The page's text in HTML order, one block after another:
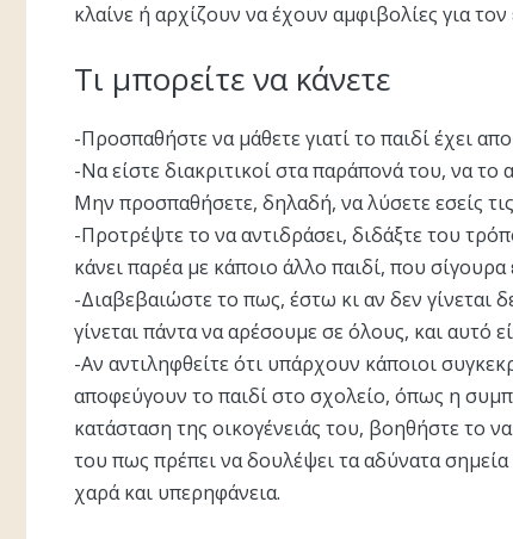
κλαίνε ή αρχίζουν να έχουν αμφιβολίες για
Τι μπορείτε να κάνετε
-Προσπαθήστε να μάθετε γιατί το παιδί έχει
-Να είστε διακριτικοί στα παράπονά του, να
Μην προσπαθήσετε, δηλαδή, να λύσετε εσείς
-Προτρέψτε το να αντιδράσει, διδάξτε του
κάνει παρέα με κάποιο άλλο παιδί, που σίγουρα
-Διαβεβαιώστε το πως, έστω κι αν δεν γίνεται
γίνεται πάντα να αρέσουμε σε όλους, και αυτό
-Αν αντιληφθείτε ότι υπάρχουν κάποιοι
αποφεύγουν το παιδί στο σχολείο, όπως η
κατάσταση της οικογένειάς του, βοηθήστε το
του πως πρέπει να δουλέψει τα αδύνατα
χαρά και υπερηφάνεια.